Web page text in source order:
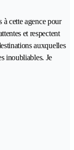
à cette agence pour
et respectent
auxquelles
inoubliables. Je